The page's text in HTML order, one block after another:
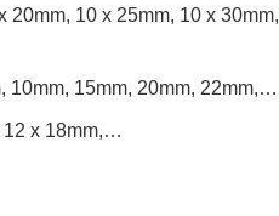
10 x 25mm, 10 x 30mm,
15mm, 20mm, 22mm,…
12 x 18mm,…